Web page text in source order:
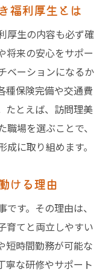
福利厚生とは
厚生の内容も必ず確
将来の安心をサポー
ベーションになるか
種保険完備や交通費
たとえば、訪問理美
場を選ぶことで、
に取り組めます。
ける理由
す。その理由は、
育てと両立しやすい
短時間勤務が可能な
寧な研修やサポート